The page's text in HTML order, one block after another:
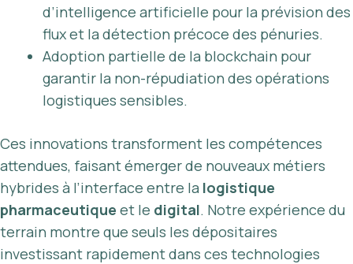
d’intelligence artificielle pour la prévision des
flux et la détection précoce des pénuries.
Adoption partielle de la blockchain pour
garantir la non-répudiation des opérations
logistiques sensibles.
Ces innovations transforment les compétences
attendues, faisant émerger de nouveaux métiers
hybrides à l’interface entre la logistique
pharmaceutique et le digital. Notre expérience du
terrain montre que seuls les dépositaires
investissant rapidement dans ces technologies